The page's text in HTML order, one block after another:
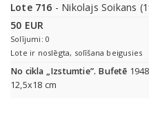
Lote 716 - Nikolajs Soikans
50 EUR
Solījumi: 0
Lote ir noslēgta, solīšana beigusies
No cikla „Izstumtie”. Bufetē
12,5x18 cm